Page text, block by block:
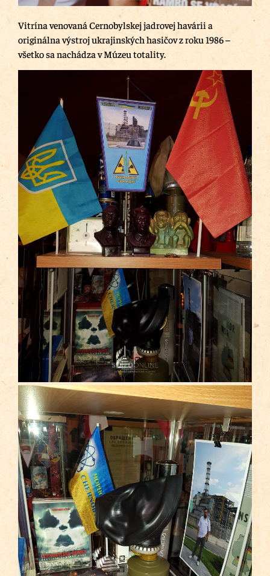
Vitrína venovaná Cernobylskej jadrovej havárii a
originálna výstroj ukrajinských hasičov z roku 1986 –
všetko sa nachádza v Múzeu totality.